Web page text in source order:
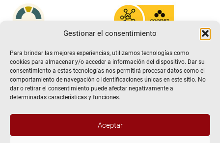
Gestionar el consentimiento
Para brindar las mejores experiencias, utilizamos tecnologías como
cookies para almacenar y/o acceder a información del dispositivo. Dar su
consentimiento a estas tecnologías nos permitirá procesar datos como el
comportamiento de navegación o identificaciones únicas en este sitio. No
dar o retirar el consentimiento puede afectar negativamente a
determinadas características y funciones.
Aceptar